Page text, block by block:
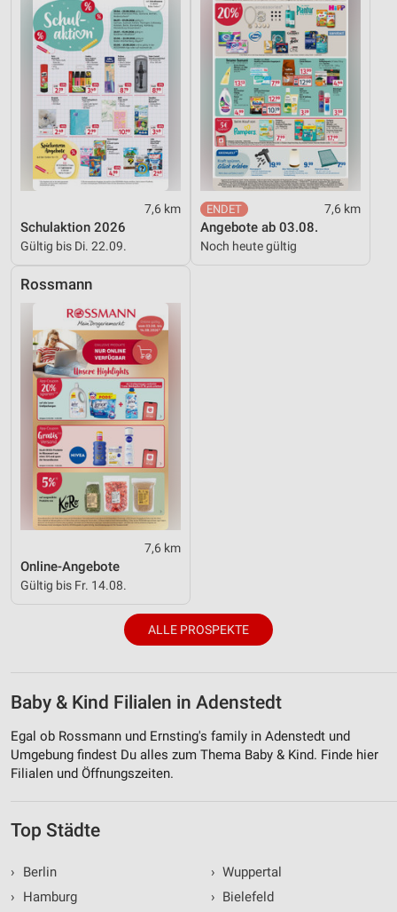
7,6 km
Schulaktion 2026
Gültig bis Di. 22.09.
7,6 km
Angebote ab 03.08.
Noch heute gültig
Rossmann
7,6 km
Online-Angebote
Gültig bis Fr. 14.08.
ALLE PROSPEKTE
Baby & Kind Filialen in Adenstedt
Egal ob Rossmann und Ernsting's family in Adenstedt und
Umgebung findest Du alles zum Thema Baby & Kind. Finde hier
Filialen und Öffnungszeiten.
Top Städte
›
Berlin
›
Hamburg
› Wuppertal
› Bielefeld
Funktional
Werbung